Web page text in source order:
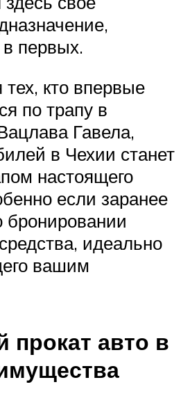
первых.
кто впервые
по трапу в
Гавела,
в Чехии станет
настоящего
если заранее
бронировании
идеально
вашим
авто в